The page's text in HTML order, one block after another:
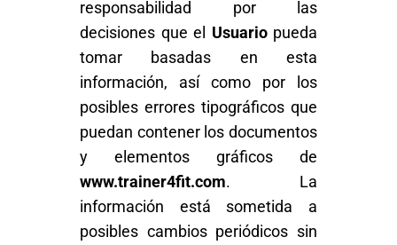
responsabilidad por las
decisiones que el Usuariopueda
tomar basadas en esta
información, así como por los
posibles errores tipográficos que
puedan contener los documentos
y elementos gráficos de
www.trainer4fit.com. La
información está sometida a
posibles cambios periódicos sin